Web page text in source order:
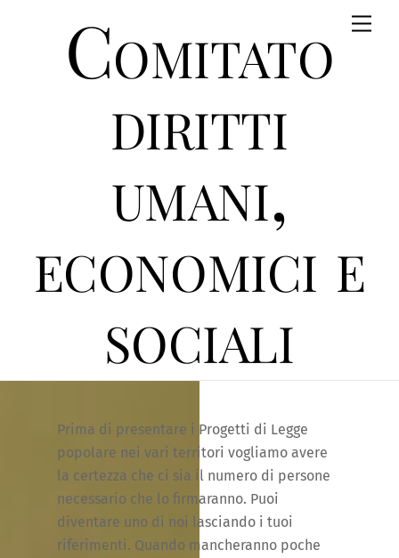
Comitato
diritti
umani,
economici e
sociali
Prima di presentare i Progetti di Legge
popolare nei vari territori vogliamo avere
la certezza che ci sia il numero di persone
necessario che lo firmaranno. Puoi
diventare uno di noi lasciando i tuoi
riferimenti. Quando mancheranno poche